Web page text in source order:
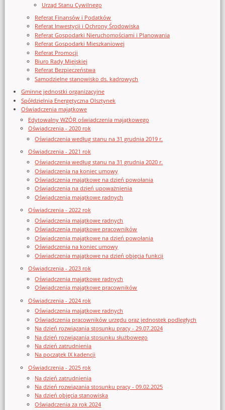
Urząd Stanu Cywilnego
Referat Finansów i Podatków
Referat Inwestycji i Ochrony Środowiska
Referat Gospodarki Nieruchomościami i Planowania
Referat Gospodarki Mieszkaniowej
Referat Promocji
Biuro Rady Miejskiej
Referat Bezpieczeństwa
Samodzielne stanowisko ds. kadrowych
Gminne jednostki organizacyjne
Spółdzielnia Energetyczna Olsztynek
Oświadczenia majątkowe
Edytowalny WZÓR oświadczenia majątkowego
Oświadczenia - 2020 rok
Oświadczenia według stanu na 31 grudnia 2019 r.
Oświadczenia - 2021 rok
Oświadczenia według stanu na 31 grudnia 2020 r.
Oświadczenia na koniec umowy
Oświadczenia majątkowe na dzień powołania
Oświadczenia na dzień upoważnienia
Oświadczenia majątkowe radnych
Oświadczenia - 2022 rok
Oświadczenia majątkowe radnych
Oświadczenia majątkowe pracowników
Oświadczenia majątkowe na dzień powołania
Oświadczenia na koniec umowy
Oświadczenia majątkowe na dzień objęcia funkcji
Oświadczenia - 2023 rok
Oświadczenia majątkowe radnych
Oświadczenia majątkowe pracowników
Oświadczenia - 2024 rok
Oświadczenia majątkowe radnych
Oświadczenia pracowników urzędu oraz jednostek podległych
Na dzień rozwiązania stosunku pracy - 29.07.2024
Na dzień rozwiązania stosunku służbowego
Na dzień zatrudnienia
Na początek IX kadencji
Oświadczenia - 2025 rok
Na dzień zatrudnienia
Na dzień rozwiązania stosunku pracy - 09.02.2025
Na dzień objęcia stanowiska
Oświadczenia za rok 2024